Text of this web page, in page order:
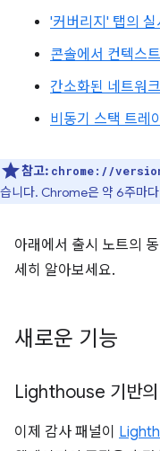
'커버리지' 탭의
콘솔에서 컨텍스
간소화된 네트워
비동기 스택 트레
참고: chrome://
습니다. Chrome은 약 6주마
아래에서 출시 노트의
세히 알아보세요.
새로운 기능
Lighthouse 기반의
이제 감사 패널이